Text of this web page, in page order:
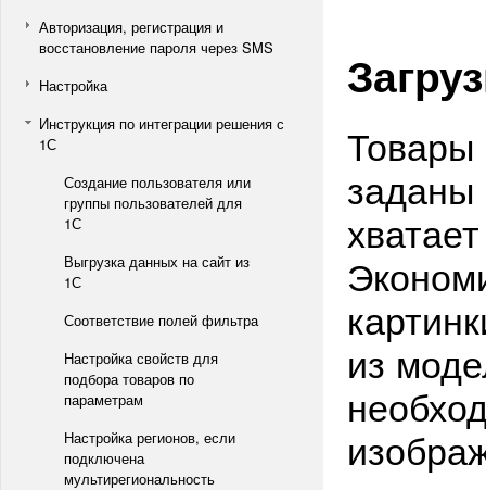
Авторизация, регистрация и
восстановление пароля через SMS
Настройка
Инструкция по интеграции решения с
1С
Создание пользователя или
группы пользователей для
1С
Выгрузка данных на сайт из
1С
Соответствие полей фильтра
Настройка свойств для
подбора товаров по
параметрам
Настройка регионов, если
подключена
мультирегиональность
Товары
заданы
из